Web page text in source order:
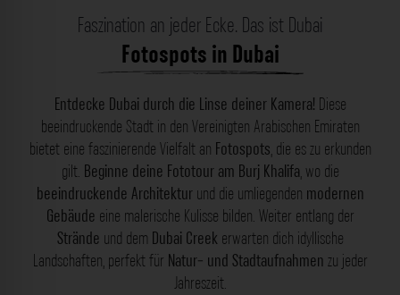
Faszination an jeder Ecke. Das ist Dubai
Fotospots in Dubai
Entdecke Dubai durch die Linse deiner Kamera! Diese
beeindruckende Stadt in den Vereinigten Arabischen Emiraten
bietet eine faszinierende Vielfalt an Fotospots, die es zu erkunden
gilt. Beginne deine Fototour am Burj Khalifa, wo die
beeindruckende Architekturund die umliegenden modernen
Gebäude eine malerische Kulisse bilden. Weiter entlang der
Strände und dem Dubai Creek erwarten dich idyllische
Landschaften, perfekt für Natur- und Stadtaufnahmen zu jeder
Jahreszeit.